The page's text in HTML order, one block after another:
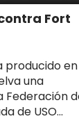
Fort
producido
una
Federación
de USO...